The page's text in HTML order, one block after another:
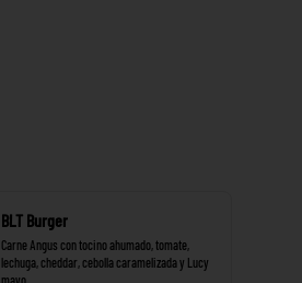
BLT Burger
Carne Angus con tocino ahumado, tomate,
lechuga, cheddar, cebolla caramelizada y Lucy
mayo.